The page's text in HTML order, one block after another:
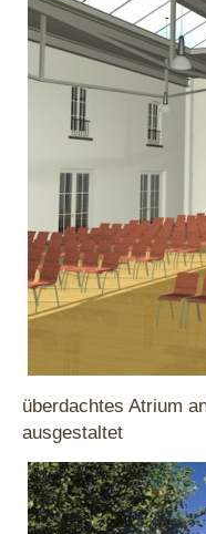
überdachtes Atrium
ausgestaltet